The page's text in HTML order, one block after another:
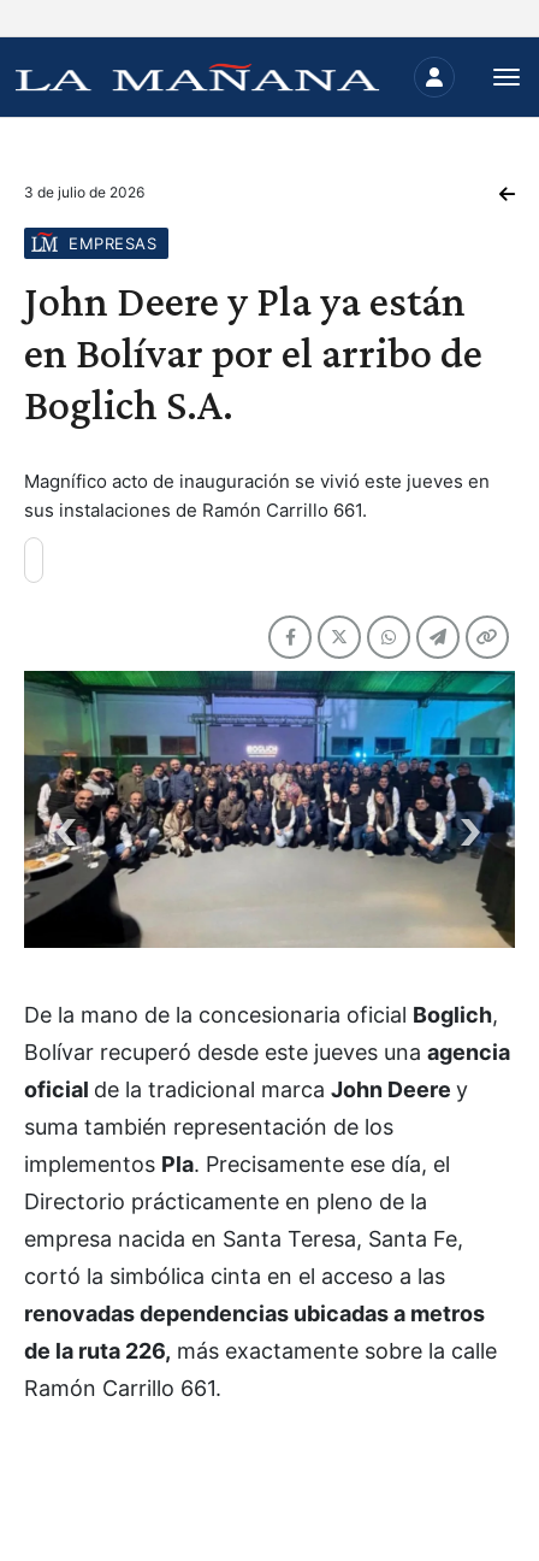
3 de julio de 2026
EMPRESAS
John Deere y Pla ya están
en Bolívar por el arribo de
Boglich S.A.
Magnífico acto de inauguración se vivió este jueves en
sus instalaciones de Ramón Carrillo 661.
De la mano de la concesionaria oficial Boglich,
Bolívar recuperó desde este jueves una agencia
oficial de la tradicional marca John Deere y
suma también representación de los
implementos Pla. Precisamente ese día, el
Directorio prácticamente en pleno de la
empresa nacida en Santa Teresa, Santa Fe,
cortó la simbólica cinta en el acceso a las
renovadas dependencias ubicadas a metros
de la ruta 226, más exactamente sobre la calle
Ramón Carrillo 661.